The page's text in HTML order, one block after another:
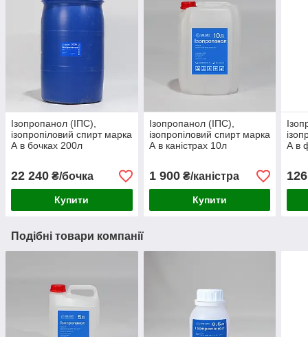
Ізопропанол (ІПС),
ізопропіловий спирт марка
А в бочках 200л
22 240 ₴/бочка
Купити
Ізопропанол (ІПС),
ізопропіловий спирт марка
А в каністрах 10л
1 900₴/каністра
Купити
А в
Подібні товари компанії